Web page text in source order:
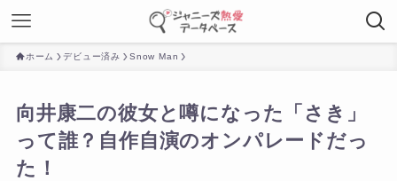
ホーム デビュー済み Snow Man
向井康二の彼女と噂になった「さき」
って誰？自作自演のオンパレードだっ
た！